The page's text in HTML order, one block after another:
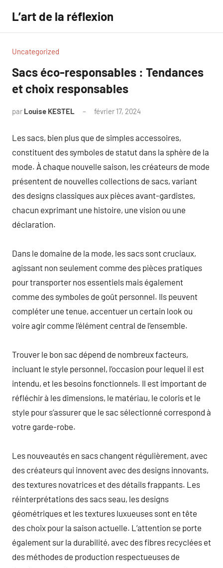
contenu
L’art de la réflexion
Uncategorized
Sacs éco-responsables : Tendances
et choix responsables
par Louise KESTEL février 17, 2024
Les sacs, bien plus que de simples accessoires,
constituent des symboles de statut dans la sphère de la
mode. À chaque nouvelle saison, les créateurs de mode
présentent de nouvelles collections de sacs, variant
des designs classiques aux pièces avant-gardistes,
chacun exprimant une histoire, une vision ou une
déclaration.
Dans le domaine de la mode, les sacs sont cruciaux,
agissant non seulement comme des pièces pratiques
pour transporter nos essentiels mais également
comme des symboles de goût personnel. Ils peuvent
compléter une tenue, accentuer un certain look ou
voire agir comme l’élément central de l’ensemble.
Trouver le bon sac dépend de nombreux facteurs,
incluant le style personnel, l’occasion pour lequel il est
intendu, et les besoins fonctionnels. Il est important de
réfléchir à les dimensions, le matériau, le coloris et le
style pour s’assurer que le sac sélectionné correspond à
votre garde-robe.
Les nouveautés en sacs changent régulièrement, avec
des créateurs qui innovent avec des designs innovants,
des textures novatrices et des détails frappants. Les
réinterprétations des sacs seau, les designs
géométriques et les textures luxueuses sont en tête
des choix pour la saison actuelle. L’attention se porte
également sur la durabilité, avec des fibres recyclées et
des méthodes de production respectueuses de